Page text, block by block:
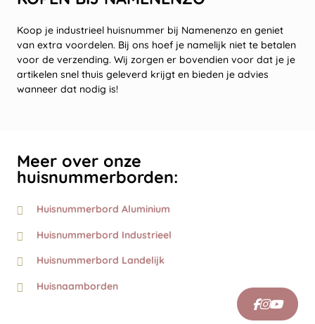
Koop je industrieel huisnummer bij Namenenzo en geniet
van extra voordelen. Bij ons hoef je namelijk niet te betalen
voor de verzending. Wij zorgen er bovendien voor dat je je
artikelen snel thuis geleverd krijgt en bieden je advies
wanneer dat nodig is!
Meer over onze
huisnummerborden:
Huisnummerbord Aluminium
Huisnummerbord Industrieel
Huisnummerbord Landelijk
Huisnaamborden